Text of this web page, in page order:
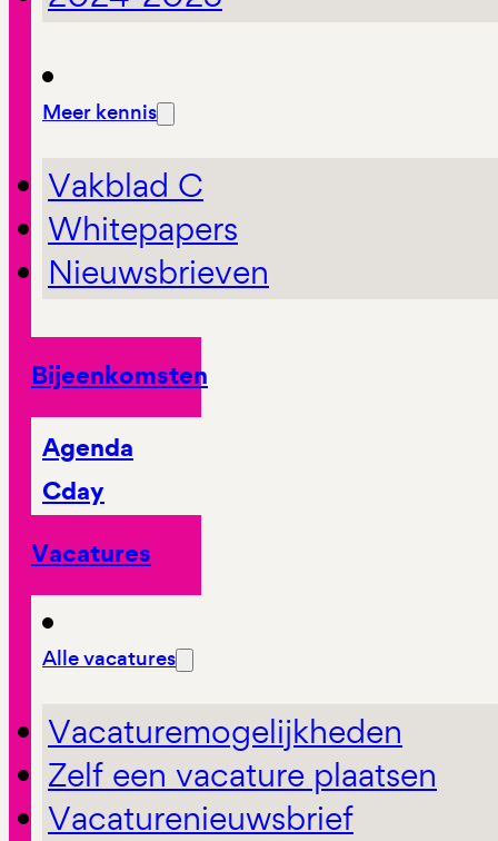
Meer kennis
Vakblad C
Whitepapers
Nieuwsbrieven
Bijeenkomsten
Agenda
Cday
Vacatures
Alle vacatures
Vacaturemogelijkheden
Zelf een vacature plaatsen
Vacaturenieuwsbrief